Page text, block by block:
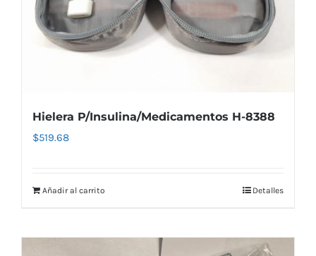
Hielera P/Insulina/Medicamentos H-8388
$519.68
Añadir al carrito Detalles